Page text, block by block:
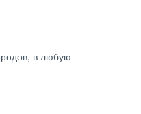
в любую